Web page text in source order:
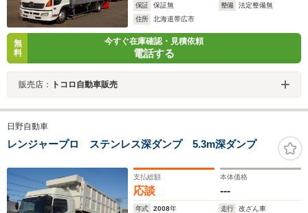
保証 保証無 整備
法定整備無
住所
北海道帯広市
無
料
今すぐ在庫確認・見積依頼
電話する
販売店： トコロ自動車販売
日野自動車
レンジャープロ ステンレス深ダンプ 5.3m深ダンプ
支払総額
応談
本体価格
---
年式 2008年 走行
改ざん車